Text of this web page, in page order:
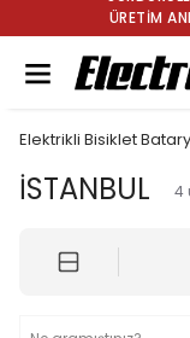
ÜRETİM
Elektrikli Bisiklet
İSTANBUL 4